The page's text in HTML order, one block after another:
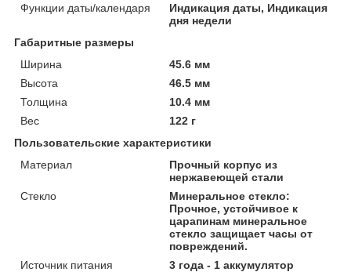
Функции даты/календаря
Индикация даты, Индикация
дня недели
Габаритные размеры
Ширина
45.6 мм
Высота
46.5 мм
Толщина
10.4 мм
Вес
122 г
Пользовательские характеристики
Материал
Прочный корпус из
нержавеющей стали
Стекло
Минеральное стекло:
Прочное, устойчивое к
царапинам минеральное
стекло защищает часы от
повреждений.
Источник питания
3 года - 1 аккумулятор